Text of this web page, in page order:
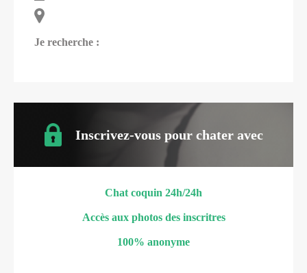
Je recherche :
Inscrivez-vous pour chater avec
Chat coquin 24h/24h
Accès aux photos des inscritres
100% anonyme